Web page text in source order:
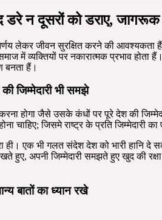
डरे न दूसरों को डराए,
लेकर जीवन सुरक्षित करने की
में व्यक्तियों पर नकारात्मक प्रभाव होता
बनता हैं।
जिम्मेदारी भी समझे
जैसे उसके कंधों पर पूरे देश की
चाहिए; जिसमे राष्ट्र के प्रति जिम्मेदारी का
ही। एक भी गलत संदेश देश को भारी
हुए, अपनी जिम्मेदारी समझते हुए खुद की
बातों का ध्यान रखे